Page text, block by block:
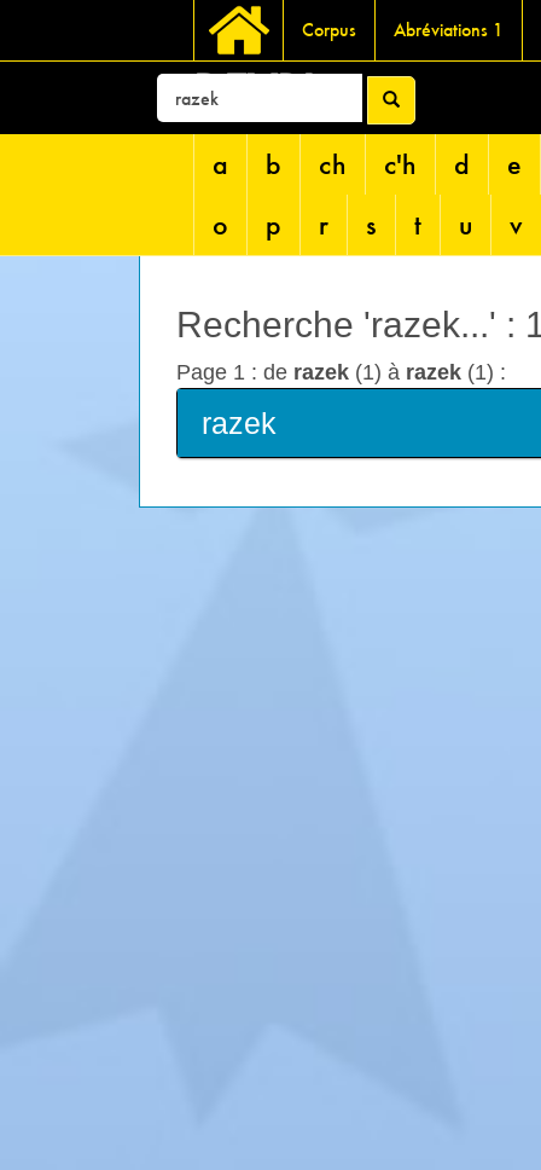
Corpus Abréviations 1
DEVRI
a b ch c'h d
e
o
p r s t u v
Recherche 'razek...' :
Page 1 : de razek (1) à razek (1) :
razek